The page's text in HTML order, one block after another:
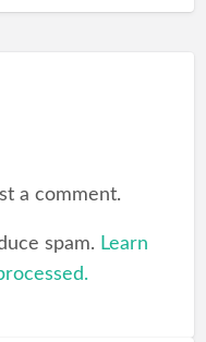
a comment.
spam. Learn